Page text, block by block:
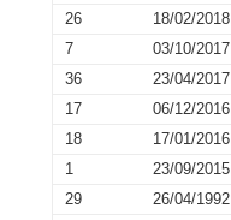
26
18/02/2018
7
03/10/2017
36
23/04/2017
17
06/12/2016
18
17/01/2016
1
23/09/2015
29
26/04/1992